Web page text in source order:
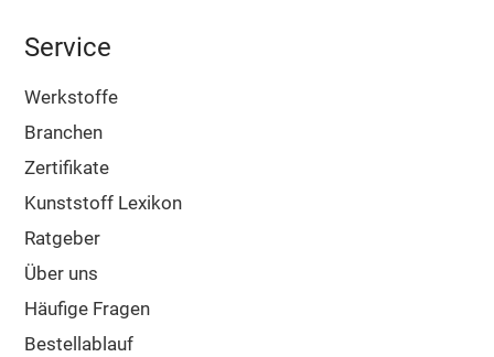
Service
Werkstoffe
Branchen
Zertifikate
Kunststoff Lexikon
Ratgeber
Über uns
Häufige Fragen
Bestellablauf